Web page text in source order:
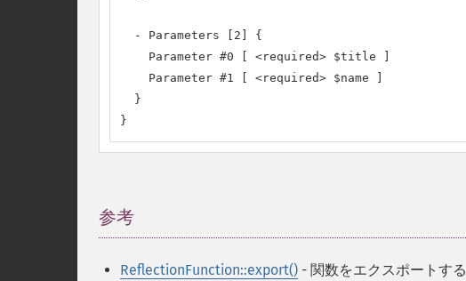
  - Parameters [2] {
    Parameter #0 [ <required> $title ]
    Parameter #1 [ <required> $name ]
  }
}
参考
ReflectionFunction::export() - 関数をエクスポートする